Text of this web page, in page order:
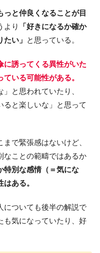
っと仲良くなることが目
より
「好きになるか確か
い」 と思っている。
に誘ってくる異性がいた
いる可能性がある。
」と思われていたり、
ると楽しいな」と思って
で緊張感はないけど、
なことの範疇ではあるか
特別な感情（＝気にな
ある。
についても後半の解説で
も気になっていたり、好